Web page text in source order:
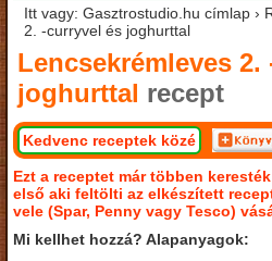
Itt vagy: Gasztrostudio.hu címlap ›
2. -curryvel és joghurttal
Lencsekrémleves 2.
joghurttal recept
Kedvenc receptek közé
Ezt a receptet már többen
első aki feltölti az elkészített
vele (Spar, Penny vagy Tesco)
Mi kellhet hozzá? Alapanyagok: